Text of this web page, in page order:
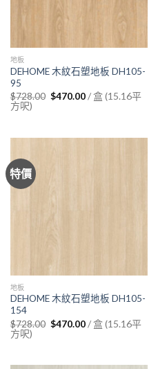
地板
DEHOME 木紋石塑地板 DH105-
95
$728.00 Original
price
$470.00Current
price
/ 盒 (15.16平
方呎)
特價
地板
DEHOME 木紋石塑地板 DH105-
154
$728.00 Original
price
$470.00Current
price
/ 盒 (15.16平
方呎)